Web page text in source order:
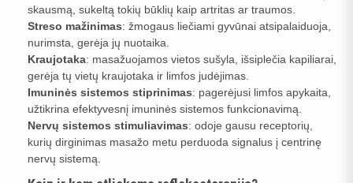
skausmą, sukeltą tokių būklių kaip artritas ar traumos.
Streso mažinimas: žmogaus liečiami gyvūnai atsipalaiduoja,
nurimsta, gerėja jų nuotaika.
Kraujotaka: masažuojamos vietos sušyla, išsiplečia kapiliarai,
gerėja tų vietų kraujotaka ir limfos judėjimas.
Imuninės sistemos stiprinimas: pagerėjusi limfos apykaita,
užtikrina efektyvesnį imuninės sistemos funkcionavimą.
Nervų sistemos stimuliavimas: odoje gausu receptorių,
kurių dirginimas masažo metu perduoda signalus į centrinę
nervų sistemą.